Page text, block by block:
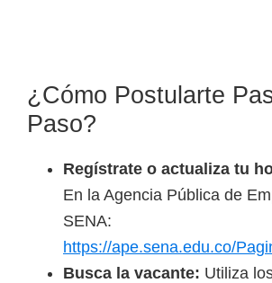
¿Cómo Postularte
Paso?
Regístrate o actualiza tu
En la Agencia Pública de
SENA:
https://ape.sena.edu.co/
Busca la vacante: Utiliza